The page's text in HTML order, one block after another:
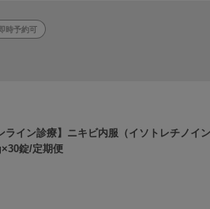
即時予約可
ライン診療】ニキビ内服（イソトレチノイ
錠/定期便